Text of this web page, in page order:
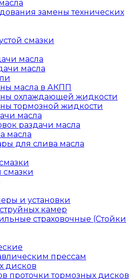
замены технических
смазки
масла
масла
масла в АКПП
охлаждающей жидкости
тормозной жидкости
масла
раздачи масла
масла
для слива масла
и установки
камер
страховочные (Стойки
прессам
дисков
проточки тормозных дисков